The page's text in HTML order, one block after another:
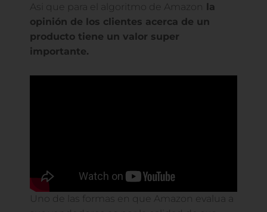
Asi que para el algoritmo de Amazon la
opinión de los clientes acerca de un
producto tiene un valor super
importante.
Uno de las formas en que Amazon evalua a